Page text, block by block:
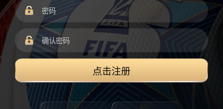
点击注册